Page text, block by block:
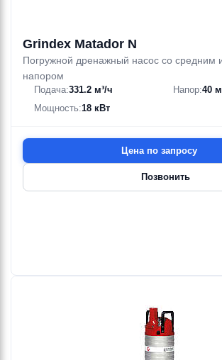
Grindex Matador N
Погружной дренажный насос со средним и высоким
напором
Подача:331.2 м³/ч Напор:40 м
Мощность:18 кВт
Цена по запросу
Позвонить